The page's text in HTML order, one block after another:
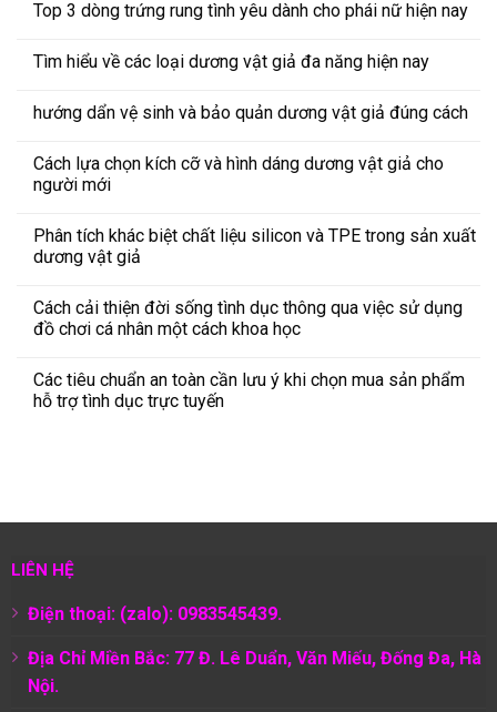
Top 3 dòng trứng rung tình yêu dành cho phái nữ hiện nay
Tìm hiểu về các loại dương vật giả đa năng hiện nay
hướng dẩn vệ sinh và bảo quản dương vật giả đúng cách
Cách lựa chọn kích cỡ và hình dáng dương vật giả cho
người mới
Phân tích khác biệt chất liệu silicon và TPE trong sản xuất
dương vật giả
Cách cải thiện đời sống tình dục thông qua việc sử dụng
đồ chơi cá nhân một cách khoa học
Các tiêu chuẩn an toàn cần lưu ý khi chọn mua sản phẩm
hỗ trợ tình dục trực tuyến
LIÊN HỆ
Điện thoại: (zalo): 0983545439.
Địa Chỉ Miền Bắc: 77 Đ. Lê Duẩn, Văn Miếu, Đống Đa, Hà
Nội.